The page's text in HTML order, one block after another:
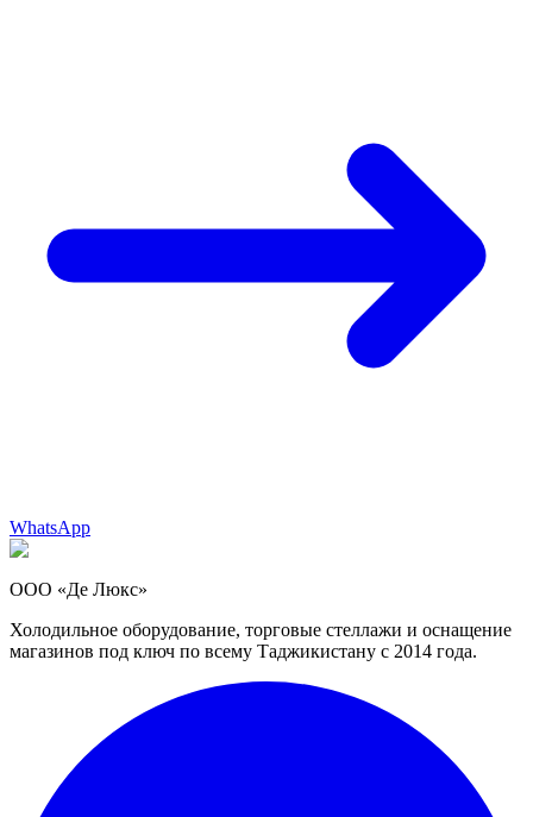
WhatsApp
ООО «Де Люкс»
Холодильное оборудование, торговые стеллажи и оснащение
магазинов под ключ по всему Таджикистану с 2014 года.